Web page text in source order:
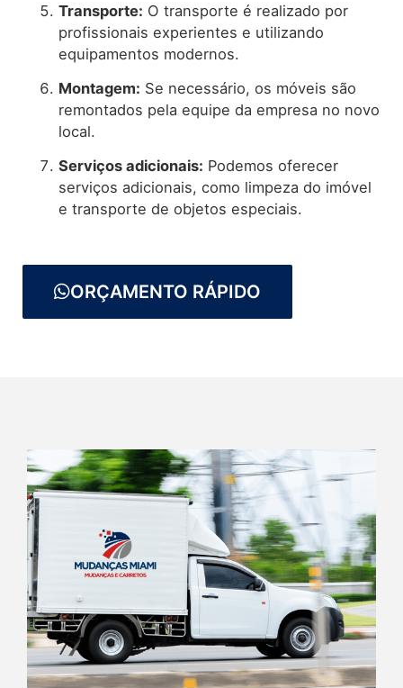
Transporte: O transporte é realizado por
profissionais experientes e utilizando
equipamentos modernos.
Montagem: Se necessário, os móveis são
remontados pela equipe da empresa no novo
local.
Serviços adicionais: Podemos oferecer
serviços adicionais, como limpeza do imóvel
e transporte de objetos especiais.
ORÇAMENTO RÁPIDO